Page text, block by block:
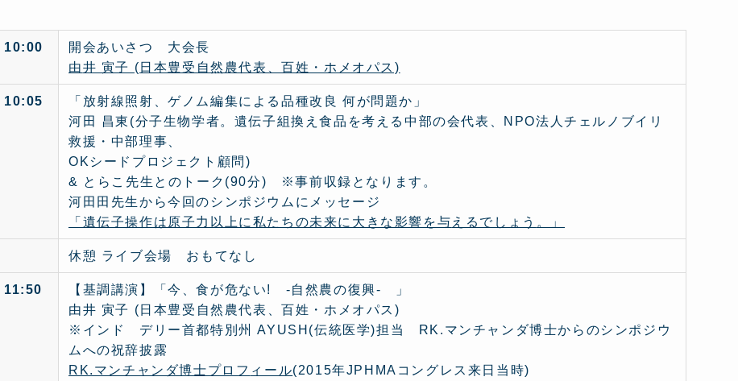
10:00
開会あいさつ 大会長
由井 寅子 (日本豊受自然農代表、百姓・ホメオパス)
10:05
「放射線照射、ゲノム編集による品種改良 何が問題か」
河田 昌東(分子生物学者。遺伝子組換え食品を考える中部の会代表、NPO法人チェルノブイリ
救援・中部理事、
OKシードプロジェクト顧問)
& とらこ先生とのトーク(90分) ※事前収録となります。
河田田先生から今回のシンポジウムにメッセージ
「遺伝子操作は原子力以上に私たちの未来に大きな影響を与 えるでしょう 。」
休憩 ライブ会場 おもてなし
11:50
【基調講演】「今、食が危ない! -自然農の復興- 」
由井 寅子 (日本豊受自然農代表、百姓・ホメオパス)
※インド デリー首都特別州 AYUSH(伝統医学)担当 RK.マンチャンダ博士からのシンポジウ
ムへの祝辞披露
RK.マンチャンダ博士プロフ ィール(2015年JPHMAコングレス来日当時)